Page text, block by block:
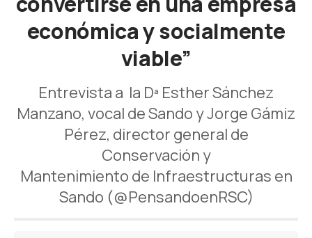
económica y socialmente
viable”
Entrevista a la Dª Esther Sánchez
Manzano, vocal de Sando y Jorge Gámiz
Pérez, director general de
Conservación y
Mantenimiento de Infraestructuras en
Sando (@PensandoenRSC)